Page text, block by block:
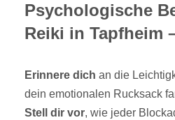
Psychologische
Reiki in Tapfheim
Erinnere dich an die
dein emotionalen Rucksack
Stell dir vor, wie jeder